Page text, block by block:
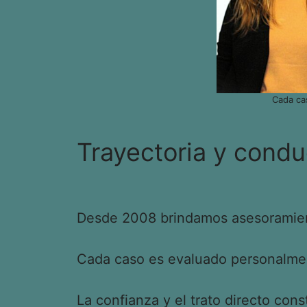
Cada
Trayectoria y
Desde 2008 brindamos
Cada caso es evaluado
La confianza y el trato directo